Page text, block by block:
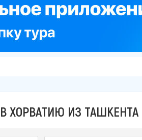
ХОРВАТИЮ ИЗ ТАШКЕНТА